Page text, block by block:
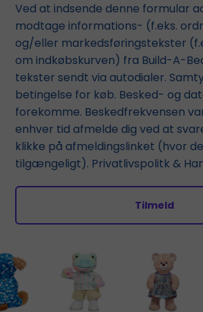
Ved at indsende denne formular
modtage informations- (f.eks.
og/eller markedsføringstekster
om indkøbskurven) fra Build-A-
tekster sendt via autodialer.
betingelse for køb. Besked- og
forekomme. Beskedfrekvensen
enhver tid afmelde dig ved at
klikke på afmeldingslinket (hvor
tilgængeligt). Privatlivspolitk &
Tilmeld